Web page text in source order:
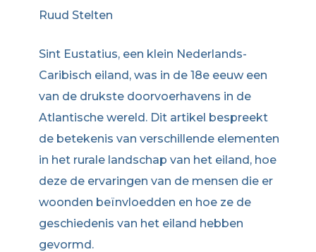
Ruud Stelten
Sint Eustatius, een klein Nederlands-
Caribisch eiland, was in de 18e eeuw een
van de drukste doorvoerhavens in de
Atlantische wereld. Dit artikel bespreekt
de betekenis van verschillende elementen
in het rurale landschap van het eiland, hoe
deze de ervaringen van de mensen die er
woonden beïnvloedden en hoe ze de
geschiedenis van het eiland hebben
gevormd.